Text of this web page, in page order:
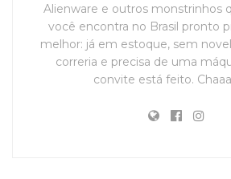
Alienware e outros monstrinhos
você encontra no Brasil pronto
melhor: já em estoque, sem
correria e precisa de uma
convite está feito.